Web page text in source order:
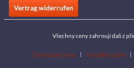
Vertrag widerrufen
Všechny ceny zahrnují daň z
Download area Händlersuche